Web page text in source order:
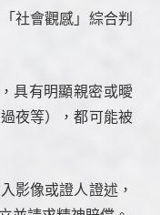
社會觀感」綜合判
具有明顯親密或曖
夜等），都可能被
影像或證人證述，